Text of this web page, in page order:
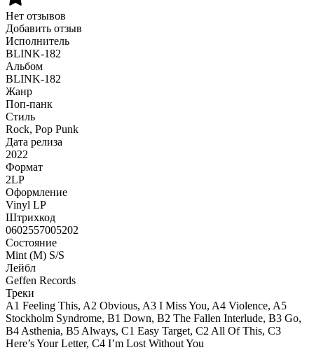
Нет отзывов
Добавить отзыв
Исполнитель
BLINK-182
Альбом
BLINK-182
Жанр
Поп-панк
Стиль
Rock, Pop Punk
Дата релиза
2022
Формат
2LP
Оформление
Vinyl LP
Штрихкод
0602557005202
Состояние
Mint (M) S/S
Лейбл
Geffen Records
Треки
A1 Feeling This, A2 Obvious, A3 I Miss You, A4 Violence, A5
Stockholm Syndrome, B1 Down, B2 The Fallen Interlude, B3 Go,
B4 Asthenia, B5 Always, C1 Easy Target, C2 All Of This, C3
Here’s Your Letter, C4 I’m Lost Without You